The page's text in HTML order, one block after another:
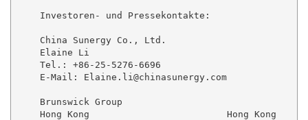
    Investoren- und Pressekontakte:
    China Sunergy Co., Ltd.
    Elaine Li
    Tel.: +86-25-5276-6696
    E-Mail:
Elaine.li@chinasunergy.com
    Brunswick Group
    Hong Kong                         Hong Kong